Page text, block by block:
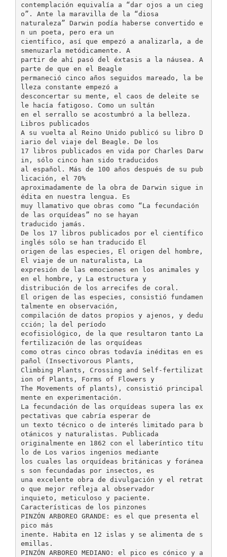
contemplación equivalía a “dar ojos a un cieg
o”. Ante la maravilla de la “diosa
naturaleza” Darwin podía haberse convertido e
n un poeta, pero era un
científico, así que empezó a analizarla, a de
smenuzarla metódicamente. A
partir de ahí pasó del éxtasis a la náusea. A
parte de que en el Beagle
permaneció cinco años seguidos mareado, la be
lleza constante empezó a
desconcertar su mente, el caos de deleite se
le hacía fatigoso. Como un sultán
en el serrallo se acostumbró a la belleza.
Libros publicados
A su vuelta al Reino Unido publicó su libro D
iario del viaje del Beagle. De los
17 libros publicados en vida por Charles Darw
in, sólo cinco han sido traducidos
al español. Más de 100 años después de su pub
licación, el 70%
aproximadamente de la obra de Darwin sigue in
édita en nuestra lengua. Es
muy llamativo que obras como “La fecundación
de las orquídeas” no se hayan
traducido jamás.
De los 17 libros publicados por el científico
inglés sólo se han traducido El
origen de las especies, El origen del hombre,
El viaje de un naturalista, La
expresión de las emociones en los animales y
en el hombre, y La estructura y
distribución de los arrecifes de coral.
El origen de las especies, consistió fundamen
talmente en observación,
compilación de datos propios y ajenos, y dedu
cción; la del período
ecofisiológico, de la que resultaron tanto La
fertilización de las orquídeas
como otras cinco obras todavía inéditas en es
pañol (Insectivorous Plants,
Climbing Plants, Crossing and Self-fertilizat
ion of Plants, Forms of Flowers y
The Movements of plants), consistió principal
mente en experimentación.
La fecundación de las orquídeas supera las ex
pectativas que cabría esperar de
un texto técnico o de interés limitado para b
otánicos y naturalistas. Publicada
originalmente en 1862 con el laberíntico títu
lo de Los varios ingenios mediante
los cuales las orquídeas británicas y foránea
s son fecundadas por insectos, es
una excelente obra de divulgación y el retrat
o que mejor refleja al observador
inquieto, meticuloso y paciente.
Características de los pinzones
PINZÓN ARBOREO GRANDE: es el que presenta el
pico más
inente. Habita en 12 islas y se alimenta de s
emillas.
PINZÓN ARBOREO MEDIANO: el pico es cónico y a